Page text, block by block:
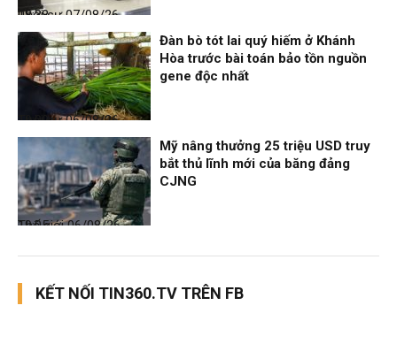
Thời sự
07/08/26, 08:38
Thời sự
06/08/26, 19:09
Đàn bò tót lai quý hiếm ở Khánh
Hòa trước bài toán bảo tồn nguồn
gene độc nhất
Thế giới
06/08/26, 19:05
Mỹ nâng thưởng 25 triệu USD truy
bắt thủ lĩnh mới của băng đảng
CJNG
KẾT NỐI TIN360.TV TRÊN FB